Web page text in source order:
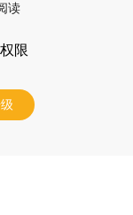
读
限